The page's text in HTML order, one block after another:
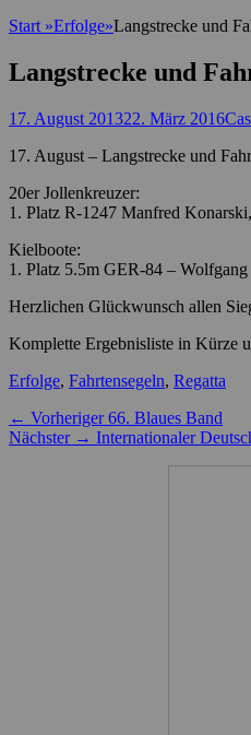
Start »Erfolge»Langstrecke und
Langstrecke und
Posted
17. August 201322. März 2016
17. August – Langstrecke und
20er Jollenkreuzer:
1. Platz R-1247 Manfred
Kielboote:
1. Platz 5.5m GER-84 –
Herzlichen Glückwunsch allen
Komplette Ergebnisliste in Kürze
Kategorien
Erfolge, Fahrtensegeln, Regatta
Beitragsnavigation
← Vorheriger Vorheriger
Beitrag:
66. Blaues Band
Nächster → Nächster
Internationaler